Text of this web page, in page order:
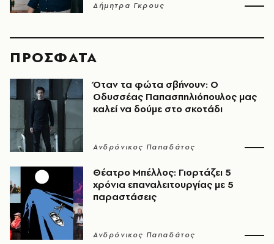
Δήμητρα Γκρους
ΠΡΟΣΦΑΤΑ
Όταν τα φώτα σβήνουν: Ο
Οδυσσέας Παπασπηλιόπουλος μας
καλεί να δούμε στο σκοτάδι
Ανδρόνικος Παπαδάτος
Θέατρο Μπέλλος: Γιορτάζει 5
χρόνια επαναλειτουργίας με 5
παραστάσεις
Ανδρόνικος Παπαδάτος